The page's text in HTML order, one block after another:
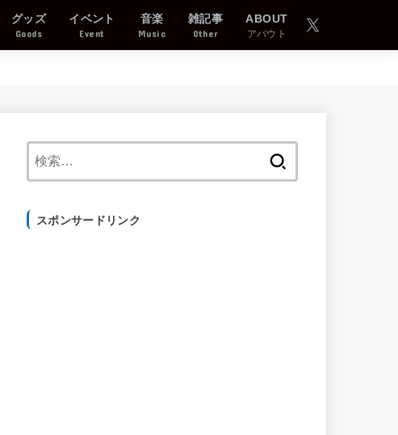
グッズ
Goods
イベント
Event
音楽
Music
雑記事
Other
ABOUT
アバウト
スポンサードリンク